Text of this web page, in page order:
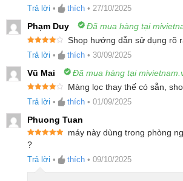
Đèn UVC tích hợp giúp loại bỏ vi
6.Khử mùi và loại bỏ formaldehyde với
tính cao cấp
Công suất lọc mạnh mẽ, làm sạch
8.Trang bị bộ lọc bền bỉ, vận hành êm ái
9.Thiết kế tinh tế và thuận tiện trong
Điều khiển thông minh, quản lý dễ
11.
Ưu điểm của máy lọc không
Smart Air Purifier 6
hạng45
Trả lời • thích • 27/10/2025
Phạm Duy Đã mua hàng tại
hạng45
Shop hướng dẫn sử dụng rõ
Trả lời • thích • 30/09/2025
Vũ Mai Đã mua hàng tại
hạng45
Màng lọc thay thế có sẵn,
Trả lời • thích • 01/09/2025
Phuong Tuan
Được xếp
hạng
sao
máy này dùng trong phòng
?
Trả lời • thích • 09/10/2025